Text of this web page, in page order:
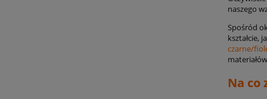
naszego
Spośród
kształcie,
czarne/
Na co